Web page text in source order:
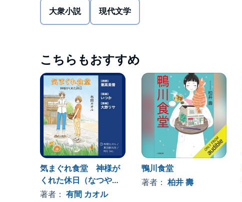
大衆小説 現代文学
こちらもおすすめ
気まぐれ食堂 神様が
くれた休日（なつやす
み）
著者： 有間 カオル
鴨川食堂
著者：柏井 壽